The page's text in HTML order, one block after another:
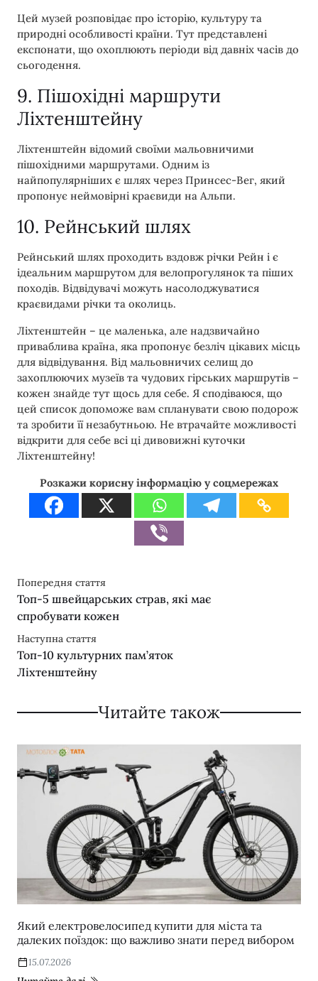
Цей музей розповідає про історію, культуру та
природні особливості країни. Тут представлені
експонати, що охоплюють періоди від давніх часів до
сьогодення.
9. Пішохідні маршрути
Ліхтенштейну
Ліхтенштейн відомий своїми мальовничими
пішохідними маршрутами. Одним із
найпопулярніших є шлях через Принсес-Вег, який
пропонує неймовірні краєвиди на Альпи.
10. Рейнський шлях
Рейнський шлях проходить вздовж річки Рейн і є
ідеальним маршрутом для велопрогулянок та піших
походів. Відвідувачі можуть насолоджуватися
краєвидами річки та околиць.
Ліхтенштейн – це маленька, але надзвичайно
приваблива країна, яка пропонує безліч цікавих місць
для відвідування. Від мальовничих селищ до
захоплюючих музеїв та чудових гірських маршрутів –
кожен знайде тут щось для себе. Я сподіваюся, що
цей список допоможе вам спланувати свою подорож
та зробити її незабутньою. Не втрачайте можливості
відкрити для себе всі ці дивовижні куточки
Ліхтенштейну!
Розкажи корисну інформацію у соцмережах
Попередня стаття
Топ-5 швейцарських страв, які має
спробувати кожен
Наступна стаття
Топ-10 культурних пам’яток
Ліхтенштейну
Читайте також
Який електровелосипед купити для міста та
далеких поїздок: що важливо знати перед вибором
15.07.2026